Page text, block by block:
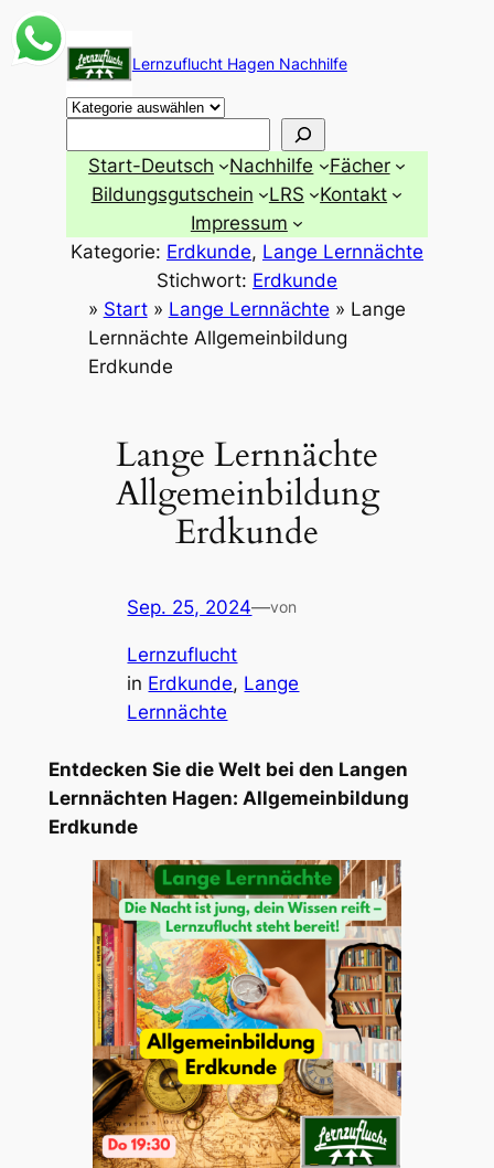
Zum
Inhalt
springen
Lernzuflucht Hagen Nachhilfe
Start-Deutsch Nachhilfe
Fächer
Bildungsgutschein
LRS
Kontakt
Impressum
Kategorie: Erdkunde, Lange Lernnächte
Stichwort: Erdkunde
» Start» Lange Lernnächte » Lange
Lernnächte Allgemeinbildung
Erdkunde
Lange Lernnächte
Allgemeinbildung
Erdkunde
Sep. 25, 2024—von
Lernzuflucht
in Erdkunde, Lange
Lernnächte
Entdecken Sie die Welt bei den Langen
Lernnächten Hagen: Allgemeinbildung
Erdkunde